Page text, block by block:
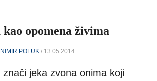
kao opomena živima
POFUK / 13.05.2014.
znači jeka zvona onima koji